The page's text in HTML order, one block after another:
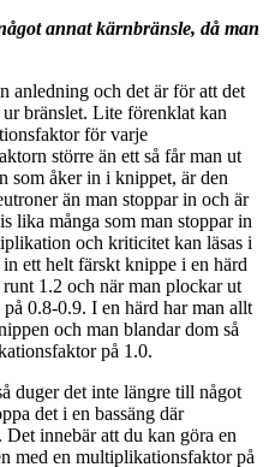
annat kärnbränsle, då man
anledning och det är för att det
bränslet. Lite förenklat kan
för varje
större än ett så får man ut
som åker in i knippet, är den
än man stoppar in och är
lika många som man stoppar in
och kriticitet kan läsas i
ett helt färskt knippe i en härd
1.2 och när man plockar ut
0.8-0.9. I en härd har man allt
och man blandar dom så
på 1.0.
duger det inte längre till något
det i en bassäng där
innebär att du kan göra en
med en multiplikationsfaktor på